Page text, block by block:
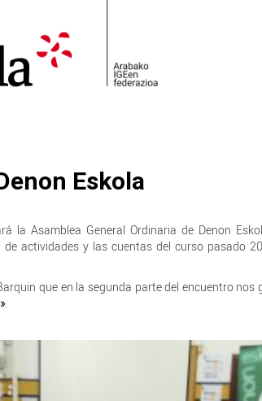
Eskola
la Asamblea General Ordinaria de Denon
actividades y las cuentas del curso pasado
que en la segunda parte del encuentro
.